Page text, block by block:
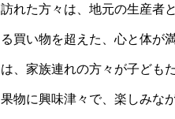
訪れた方々は、地元の生産者
る買い物を超えた、心と体が
は、家族連れの方々が子ども
果物に興味津々で、楽しみな